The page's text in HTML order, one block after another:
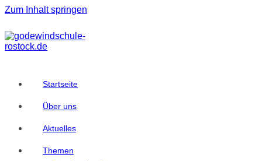
Zum Inhalt springen
Startseite
Über uns
Aktuelles
Themen